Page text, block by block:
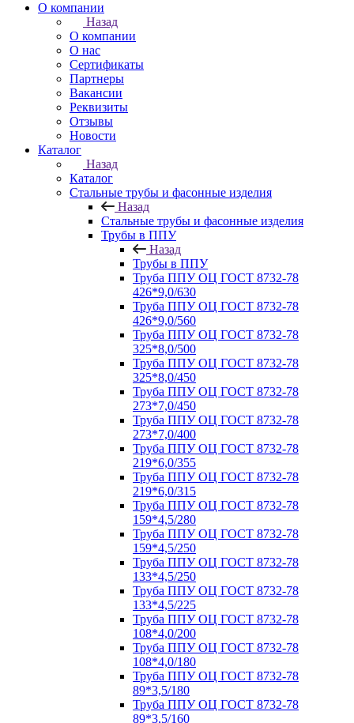
О компании
Назад
О компании
О нас
Сертификаты
Партнеры
Вакансии
Реквизиты
Отзывы
Новости
Каталог
Назад
Каталог
Стальные трубы и фасонные изделия
Назад
Стальные трубы и фасонные изделия
Трубы в ППУ
Назад
Трубы в ППУ
Труба ППУ ОЦ ГОСТ 8732-78
426*9,0/630
Труба ППУ ОЦ ГОСТ 8732-78
426*9,0/560
Труба ППУ ОЦ ГОСТ 8732-78
325*8,0/500
Труба ППУ ОЦ ГОСТ 8732-78
325*8,0/450
Труба ППУ ОЦ ГОСТ 8732-78
273*7,0/450
Труба ППУ ОЦ ГОСТ 8732-78
273*7,0/400
Труба ППУ ОЦ ГОСТ 8732-78
219*6,0/355
Труба ППУ ОЦ ГОСТ 8732-78
219*6,0/315
Труба ППУ ОЦ ГОСТ 8732-78
159*4,5/280
Труба ППУ ОЦ ГОСТ 8732-78
159*4,5/250
Труба ППУ ОЦ ГОСТ 8732-78
133*4,5/250
Труба ППУ ОЦ ГОСТ 8732-78
133*4,5/225
Труба ППУ ОЦ ГОСТ 8732-78
108*4,0/200
Труба ППУ ОЦ ГОСТ 8732-78
108*4,0/180
Труба ППУ ОЦ ГОСТ 8732-78
89*3,5/180
Труба ППУ ОЦ ГОСТ 8732-78
89*3,5/160